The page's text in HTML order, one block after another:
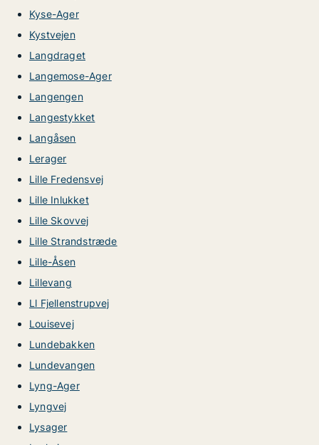
Kyse-Ager
Kystvejen
Langdraget
Langemose-Ager
Langengen
Langestykket
Langåsen
Lerager
Lille Fredensvej
Lille Inlukket
Lille Skovvej
Lille Strandstræde
Lille-Åsen
Lillevang
Ll Fjellenstrupvej
Louisevej
Lundebakken
Lundevangen
Lyng-Ager
Lyngvej
Lysager